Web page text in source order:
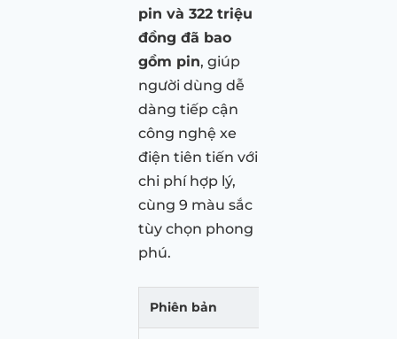
pin và 322 triệu
đồng đã bao
gồm pin, giúp
người dùng dễ
dàng tiếp cận
công nghệ xe
điện tiên tiến với
chi phí hợp lý,
cùng 9 màu sắc
tùy chọn phong
phú.
Phiên bản